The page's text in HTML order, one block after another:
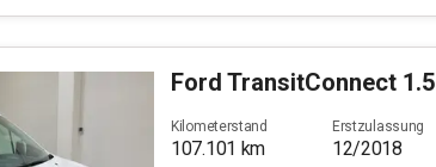
Ford TransitConnect 1.5 TDCi 200 (L1)
Kilometerstand
107.101 km
Erstzulassung
12/2018